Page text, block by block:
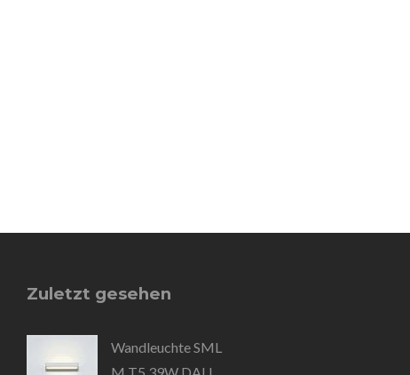
Zuletzt gesehen
Wandleuchte SML